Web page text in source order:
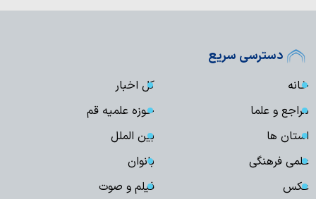
دسترسی سریع
خانه
کل اخبار
مراجع و علما
حوزه علمیه قم
استان ها
بین الملل
علمی فرهنگی
بانوان
عکس
فیلم و صوت